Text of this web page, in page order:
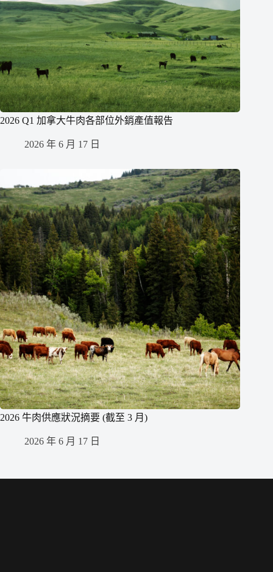
2026 Q1 加拿大牛肉各部位外銷產值報告
2026 年 6 月 17 日
2026 牛肉供應狀況摘要 (截至 3 月)
2026 年 6 月 17 日